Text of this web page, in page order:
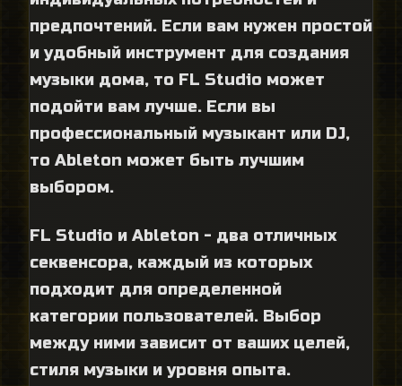
предпочтений. Если вам нужен простой
и удобный инструмент для создания
музыки дома, то FL Studio может
подойти вам лучше. Если вы
профессиональный музыкант или DJ,
то Ableton может быть лучшим
выбором.
FL Studio и Ableton - два отличных
секвенсора, каждый из которых
подходит для определенной
категории пользователей. Выбор
между ними зависит от ваших целей,
стиля музыки и уровня опыта.